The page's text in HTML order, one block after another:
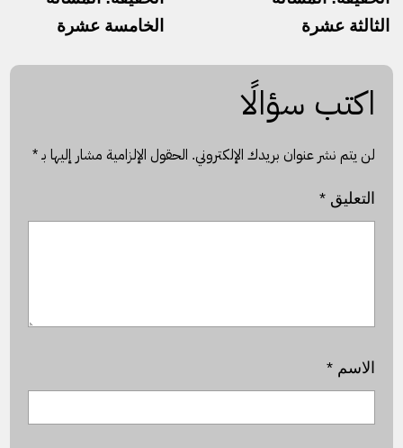
الثالثة عشرة
الخامسة عشرة
اكتب سؤالًا
لن يتم نشر عنوان بريدك الإلكتروني. الحقول الإلزامية مشار إليها بـ*
التعليق*
الاسم*